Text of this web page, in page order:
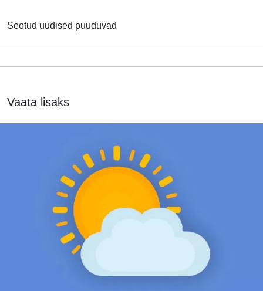
Seotud uudised puuduvad
Vaata lisaks